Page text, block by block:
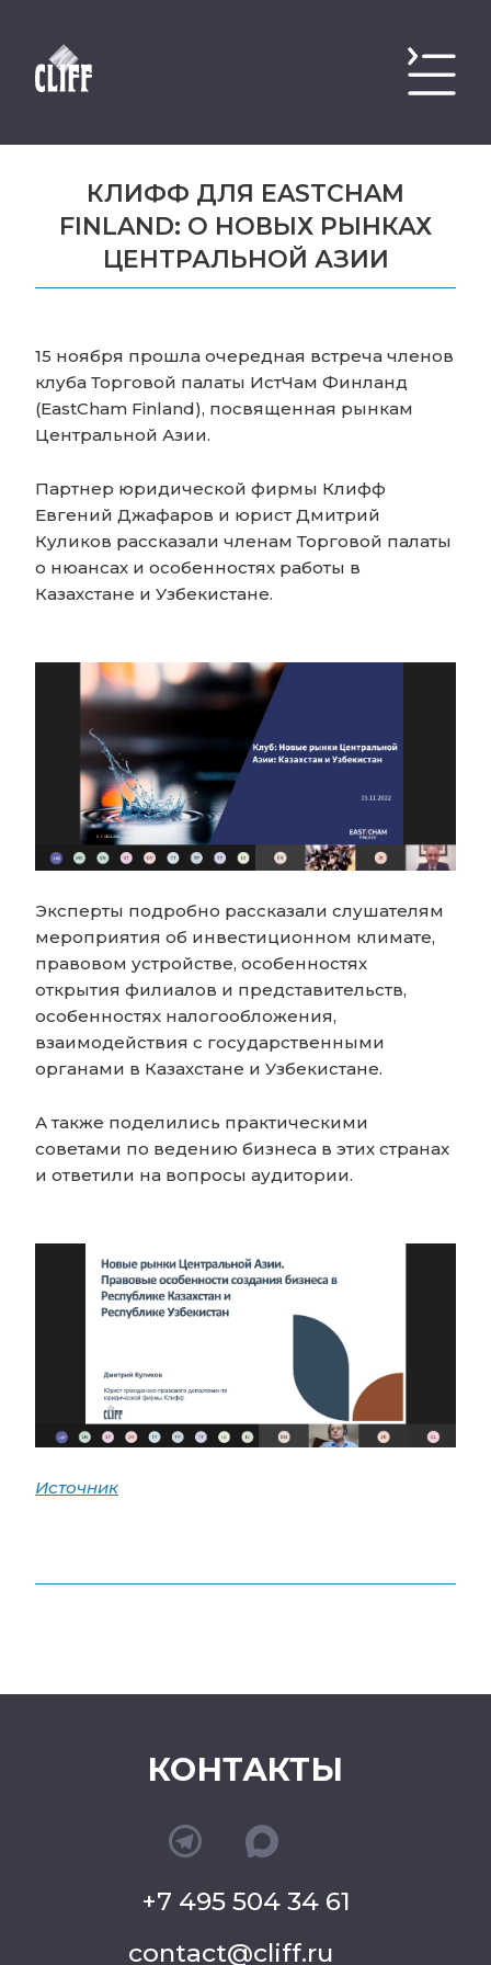
КЛИФФ ДЛЯ EASTCHAM
FINLAND: О НОВЫХ РЫНКАХ
ЦЕНТРАЛЬНОЙ АЗИИ
15 ноября прошла очередная встреча членов
клуба Торговой палаты ИстЧам Финланд
(EastCham Finland), посвященная рынкам
Центральной Азии.
Партнер юридической фирмы Клифф
Евгений Джафаров и юрист Дмитрий
Куликов рассказали членам Торговой палаты
о нюансах и особенностях работы в
Казахстане и Узбекистане.
Эксперты подробно рассказали слушателям
мероприятия об инвестиционном климате,
правовом устройстве, особенностях
открытия филиалов и представительств,
особенностях налогообложения,
взаимодействия с государственными
органами в Казахстане и Узбекистане.
А также поделились практическими
советами по ведению бизнеса в этих странах
и ответили на вопросы аудитории.
Источник
КОНТАКТЫ
+7 495 504 34 61
contact@cliff.ru